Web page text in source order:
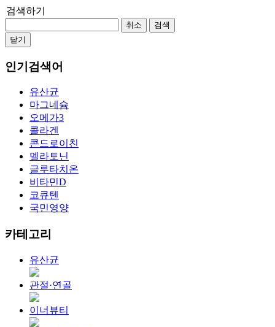
검색하기
취소
검색
닫기
인기검색어
유산균
마그네슘
오메가3
콜라겐
콘드로이친
멜라토닌
글루타치온
비타민D
코큐텐
국민영양
카테고리
유산균
관절·연골
이너뷰티